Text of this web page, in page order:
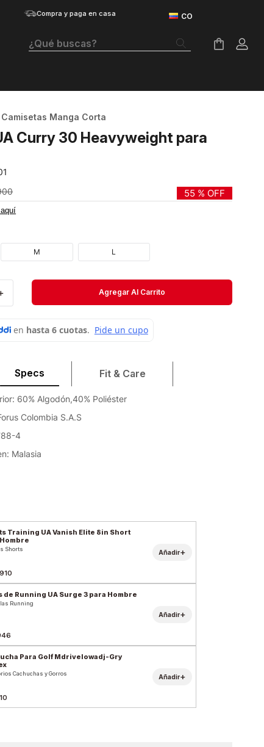
Compra y paga en casa
¿Qué buscas?
Camisetas Manga Corta
Curry 30 Heavyweight para
55 % OFF
M L
Agregar Al Carrito
Specs Fit & Care
60% Algodón,40% Poliéster
Colombia S.A.S
4
Malasia
Training UA Vanish Elite 8in Short
Shorts Añadir+
de Running UA Surge 3 para Hombre
Running
Añadir+
Para Golf Mdrivelowadj-Gry
Cachuchas y Gorros Añadir+
Botas
Tenis Mujer
Tenis Hombre
Guayos
Basketball
Velociti
Medias
Short